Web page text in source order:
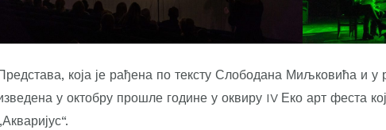
која је рађена по тексту Слободана Миљковића и
у октобру прошле године у оквиру IV Еко арт феста